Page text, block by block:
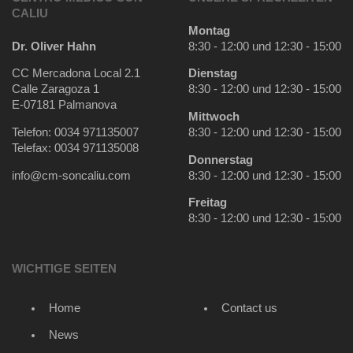
CALIU
Dr. Oliver Hahn
CC Mercadona Local 2.1
Calle Zaragoza 1
E-07181 Palmanova
Telefon: 0034 971135007
Telefax: 0034 971135008
info@cm-soncaliu.com
Montag
8:30 - 12:00 und 12:30 - 15:00
Dienstag
8:30 - 12:00 und 12:30 - 15:00
Mittwoch
8:30 - 12:00 und 12:30 - 15:00
Donnerstag
8:30 - 12:00 und 12:30 - 15:00
Freitag
8:30 - 12:00 und 12:30 - 15:00
WICHTIGE SEITEN
Home
News
Contact us